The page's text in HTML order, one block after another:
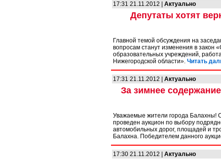
17:31 21.11.2012 | Актуально
Депутаты хотят
Главной темой обсуждения на
вопросам станут изменения в закон
образовательных учреждений,
Нижегородской области». Читать
17:31 21.11.2012 | Актуально
За зимнее
Уважаемые жители города Балахны!
проведен аукцион по выбору
автомобильных дорог, площадей и
Балахна. Победителем данного
17:30 21.11.2012 | Актуально